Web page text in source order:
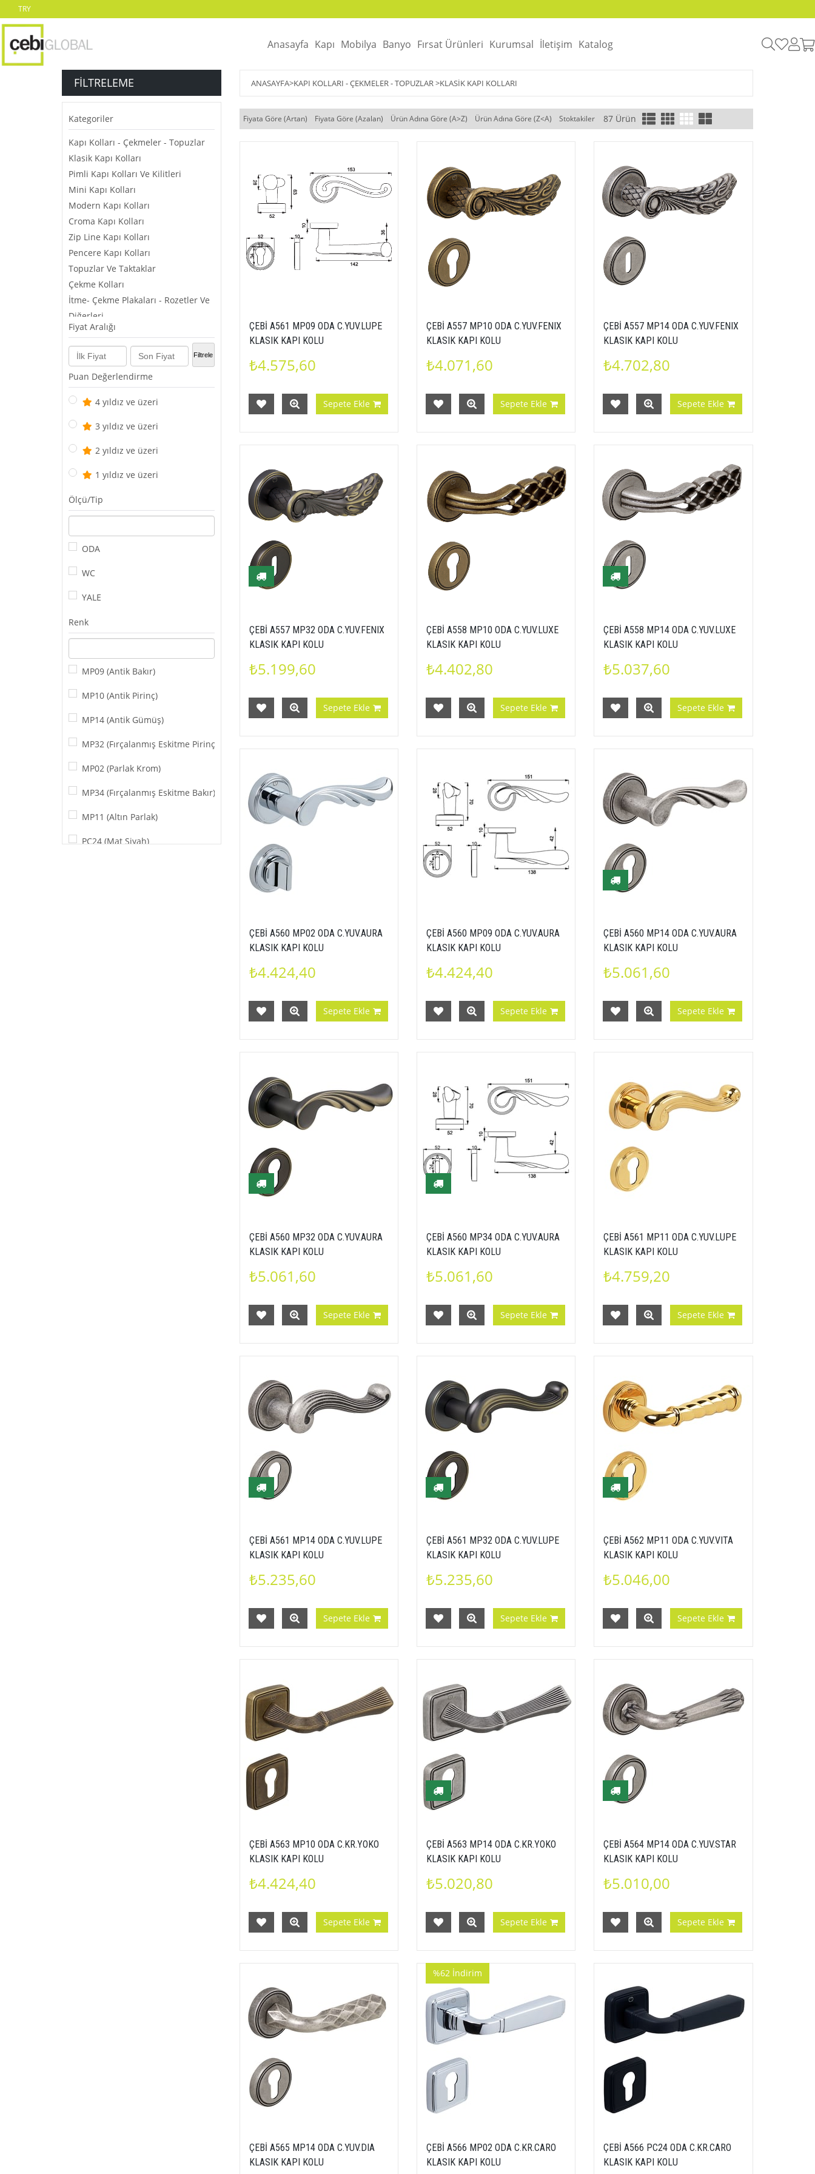
TRY
Anasayfa Kapı Mobilya Banyo Fırsat Ürünleri Kurumsal İletişim Katalog
FILTRELEME
Kategoriler
Kapı Kolları - Çekmeler - Topuzlar
Klasik Kapı Kolları
Pimli Kapı Kolları Ve Kilitleri
Mini Kapı Kolları
Modern Kapı Kolları
Croma Kapı Kolları
Zip Line Kapı Kolları
Pencere Kapı Kolları
Topuzlar Ve Taktaklar
Çekme Kolları
İtme- Çekme Plakaları - Rozetler Ve
Diğerleri
Fiyat Aralığı
Filtrele
Puan Değerlendirme
4 yıldız ve üzeri
3 yıldız ve üzeri
2 yıldız ve üzeri
1 yıldız ve üzeri
Ölçü/Tip
ODA
WC
YALE
Renk
MP09 (Antik Bakır)
MP10 (Antik Pirinç)
MP14 (Antik Gümüş)
MP32 (Fırçalanmış Eskitme Pirinç)
MP02 (Parlak Krom)
MP34 (Fırçalanmış Eskitme Bakır)
MP11 (Altın Parlak)
PC24 (Mat Siyah)
ANASAYFA>KAPI KOLLARI - ÇEKMELER - TOPUZLAR>KLASIK KAPI KOLLARI
Fiyata Göre (Artan) Fiyata Göre (Azalan) Ürün Adına Göre (A>Z) Ürün Adına Göre (Z<A) Stoktakiler 87 Ürün
ÇEBİ A561 MP09 ODA C.YUV.LUPE
KLASIK KAPI KOLU
₺4.575,60
Sepete Ekle
ÇEBİ A557 MP10 ODA C.YUV.FENIX
KLASIK KAPI KOLU
₺4.071,60
Sepete Ekle
ÇEBİ A557 MP14 ODA C.YUV.FENIX
KLASIK KAPI KOLU
₺4.702,80
Sepete Ekle
ÇEBİ A557 MP32 ODA C.YUV.FENIX
KLASIK KAPI KOLU
₺5.199,60
Sepete Ekle
ÇEBİ A558 MP10 ODA C.YUV.LUXE
KLASIK KAPI KOLU
₺4.402,80
Sepete Ekle
ÇEBİ A558 MP14 ODA C.YUV.LUXE
KLASIK KAPI KOLU
₺5.037,60
Sepete Ekle
ÇEBİ A560 MP02 ODA C.YUV.AURA
KLASIK KAPI KOLU
₺4.424,40
Sepete Ekle
ÇEBİ A560 MP09 ODA C.YUV.AURA
KLASIK KAPI KOLU
₺4.424,40
Sepete Ekle
ÇEBİ A560 MP14 ODA C.YUV.AURA
KLASIK KAPI KOLU
₺5.061,60
Sepete Ekle
ÇEBİ A560 MP32 ODA C.YUV.AURA
KLASIK KAPI KOLU
₺5.061,60
Sepete Ekle
ÇEBİ A560 MP34 ODA C.YUV.AURA
KLASIK KAPI KOLU
₺5.061,60
Sepete Ekle
ÇEBİ A561 MP11 ODA C.YUV.LUPE
KLASIK KAPI KOLU
₺4.759,20
Sepete Ekle
ÇEBİ A561 MP14 ODA C.YUV.LUPE
KLASIK KAPI KOLU
₺5.235,60
Sepete Ekle
ÇEBİ A561 MP32 ODA C.YUV.LUPE
KLASIK KAPI KOLU
₺5.235,60
Sepete Ekle
ÇEBİ A562 MP11 ODA C.YUV.VITA
KLASIK KAPI KOLU
₺5.046,00
Sepete Ekle
ÇEBİ A563 MP10 ODA C.KR.YOKO
KLASIK KAPI KOLU
₺4.424,40
Sepete Ekle
ÇEBİ A563 MP14 ODA C.KR.YOKO
KLASIK KAPI KOLU
₺5.020,80
Sepete Ekle
ÇEBİ A564 MP14 ODA C.YUV.STAR
KLASIK KAPI KOLU
₺5.010,00
Sepete Ekle
ÇEBİ A565 MP14 ODA C.YUV.DIA
KLASIK KAPI KOLU
ÇEBİ A566 MP02 ODA C.KR.CARO
KLASIK KAPI KOLU
%62 İndirim
ÇEBİ A566 PC24 ODA C.KR.CARO
KLASIK KAPI KOLU